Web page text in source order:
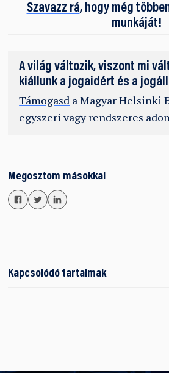
Szavazz rá, hogy még
munkáját!
A világ változik, viszont mi
kiállunk a jogaidért és a
Támogasd a Magyar Helsinki
egyszeri vagy rendszeres
Megosztom másokkal
Kapcsolódó tartalmak